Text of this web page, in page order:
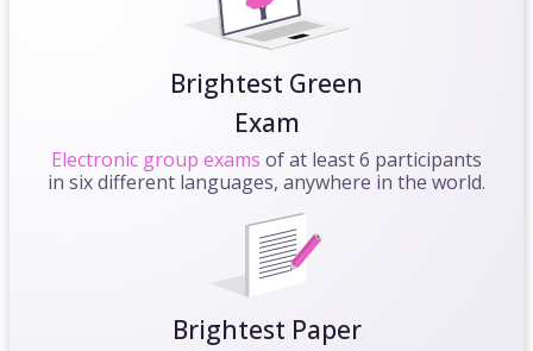
Brightest Green
Exam
Electronic group exams of at least 6 participants
in six different languages, anywhere in the world.
Brightest Paper